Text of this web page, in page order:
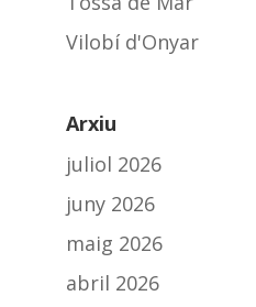
Vilobí d'Onyar
Arxiu
juliol 2026
juny 2026
maig 2026
abril 2026